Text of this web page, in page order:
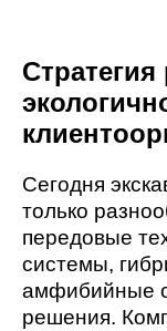
Сегодня
только
передовые
системы,
амфибийные
решения.